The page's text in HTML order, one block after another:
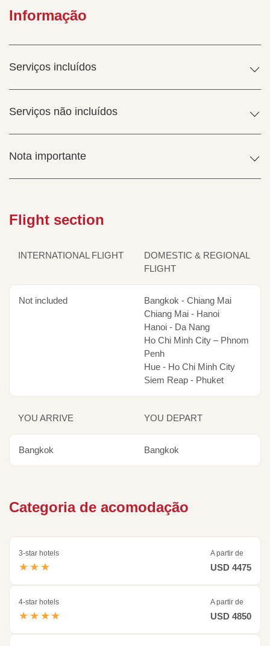
Informação
Serviços incluídos
Serviços não incluídos
Nota importante
Flight section
INTERNATIONAL FLIGHT
DOMESTIC & REGIONAL
FLIGHT
Not included
Bangkok - Chiang Mai
Chiang Mai - Hanoi
Hanoi - Da Nang
Ho Chi Minh City – Phnom
Penh
Hue - Ho Chi Minh City
Siem Reap - Phuket
YOU ARRIVE YOU DEPART
Bangkok Bangkok
Categoria de acomodação
3-star hotels
★★★
A partir de
USD 4475
4-star hotels
★★★★
A partir de
USD 4850